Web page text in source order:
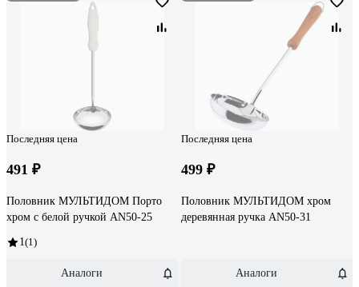
Последняя цена
491 ₽
Половник МУЛЬТИДОМ Порто
хром с белой ручкой AN50-25
1 (1)
Аналоги
Последняя цена
499 ₽
Половник МУЛЬТИДОМ хром
деревянная ручка AN50-31
Аналоги